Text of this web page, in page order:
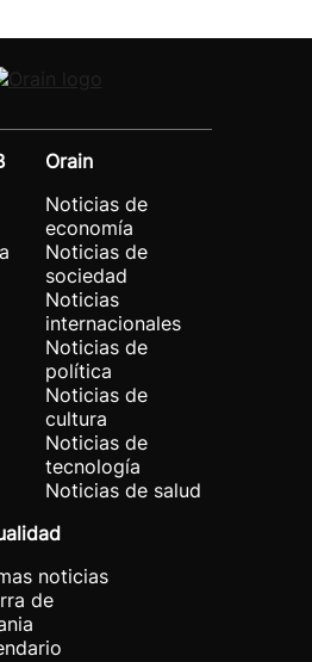
Orain
Noticias de
economía
Noticias de
sociedad
Noticias
internacionales
Noticias de
política
Noticias de
cultura
Noticias de
tecnología
Noticias de salud
noticias
de